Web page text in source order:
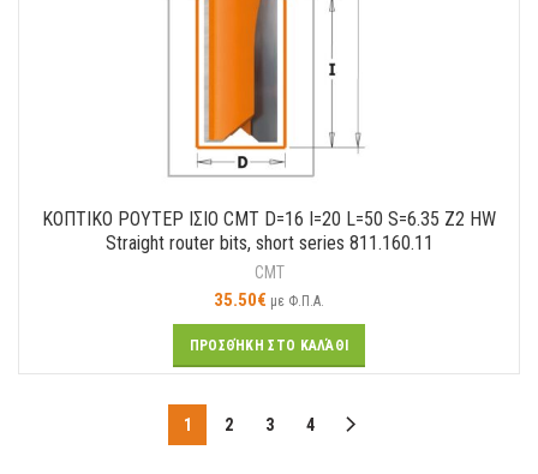
ΚΟΠΤΙΚΟ ΡΟΥΤΕΡ ΙΣΙΟ CMT D=16 I=20 L=50 S=6.35 Z2 HW
Straight router bits, short series 811.160.11
CMT
35.50€ με Φ.Π.Α.
ΠΡΟΣΘΉΚΗ ΣΤΟ ΚΑΛΆΘΙ
1 2 3 4